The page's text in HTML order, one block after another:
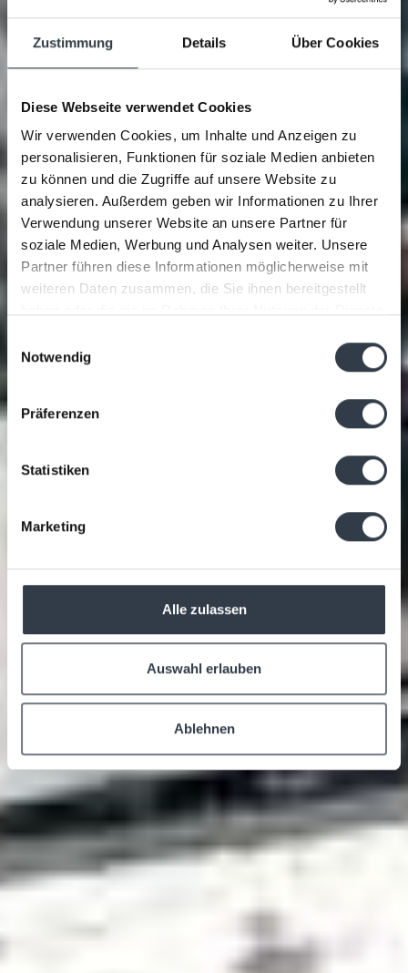
Zustimmung Details Über Cookies
Diese Webseite verwendet Cookies
Wir verwenden Cookies, um Inhalte und Anzeigen zu
personalisieren, Funktionen für soziale Medien anbieten
zu können und die Zugriffe auf unsere Website zu
analysieren. Außerdem geben wir Informationen zu Ihrer
Verwendung unserer Website an unsere Partner für
soziale Medien, Werbung und Analysen weiter. Unsere
Partner führen diese Informationen möglicherweise mit
weiteren Daten zusammen, die Sie ihnen bereitgestellt
Notwendig
Präferenzen
Statistiken
Marketing
Alle zulassen
Auswahl erlauben
Ablehnen